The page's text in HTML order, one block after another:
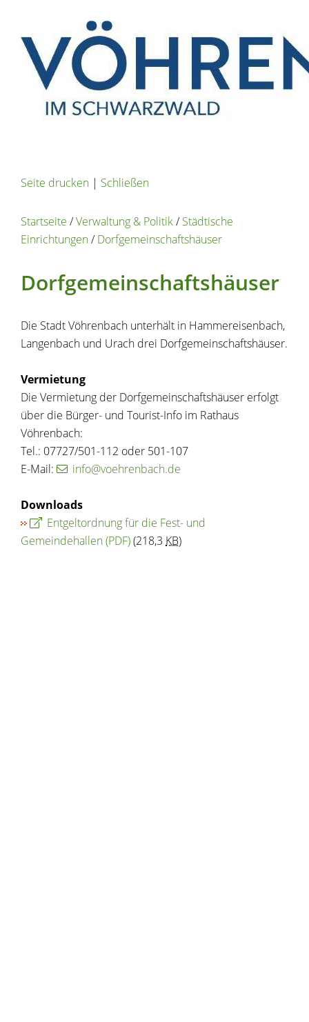
Seite drucken | Schließen
Startseite /Verwaltung & Politik/Städtische
Einrichtungen/Dorfgemeinschaftshäuser
Dorfgemeinschaftshäuser
Die Stadt Vöhrenbach unterhält in Hammereisenbach,
Langenbach und Urach drei Dorfgemeinschaftshäuser.
Vermietung
Die Vermietung der Dorfgemeinschaftshäuser erfolgt
über die Bürger- und Tourist-Info im Rathaus
Vöhrenbach:
Tel.: 07727/501-112 oder 501-107
E-Mail:
info@voehrenbach.de
Downloads
Entgeltordnung für die Fest- und
Gemeindehallen(PDF)(218,3 KB)